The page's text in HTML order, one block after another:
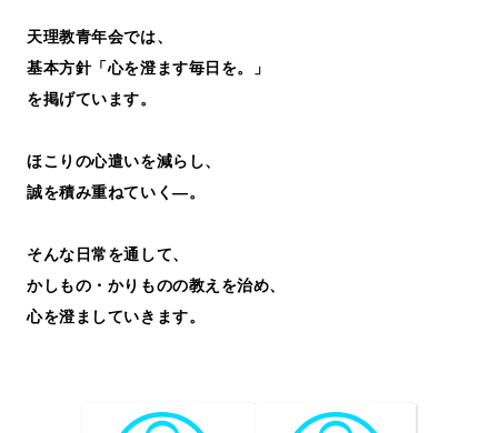
天理教青年会では、
基本方針「心を澄ます毎日を。」
を掲げています。
ほこりの心遣いを減らし、
誠を積み重ねていく—。
そんな日常を通して、
かしもの・かりものの教えを治め、
心を澄ましていきます。